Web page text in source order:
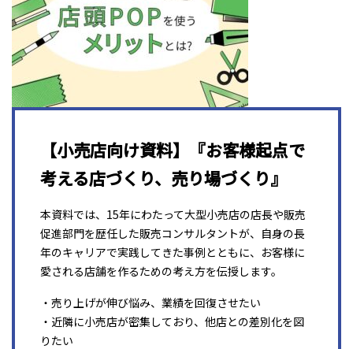
【小売店向け資料】『お客様起点で
考える店づくり、売り場づくり』
本資料では、15年にわたって大型小売店の店長や販売
促進部門を歴任した販売コンサルタントが、自身の長
年のキャリアで実践してきた事例とともに、お客様に
愛される店舗を作るための考え方を伝授します。
・売り上げが伸び悩み、業績を回復させたい
・近隣に小売店が密集しており、他店との差別化を図
りたい